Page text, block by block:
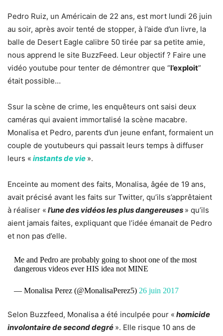
Pedro Ruiz, un Américain de 22 ans, est mort lundi 26 juin
au soir, après avoir tenté de stopper, à l’aide d’un livre, la
balle de Desert Eagle calibre 50 tirée par sa petite amie,
nous apprend le site BuzzFeed. Leur objectif ? Faire une
vidéo youtube pour tenter de démontrer que “l’exploit”
était possible…
Ssur la scène de crime, les enquêteurs ont saisi deux
caméras qui avaient immortalisé la scène macabre.
Monalisa et Pedro, parents d’un jeune enfant, formaient un
couple de youtubeurs qui passait leurs temps à diffuser
leurs « instants de vie ».
Enceinte au moment des faits, Monalisa, âgée de 19 ans,
avait précisé avant les faits sur Twitter, qu’ils s’apprêtaient
à réaliser « l’une des vidéos les plus dangereuses » qu’ils
aient jamais faites, expliquant que l’idée émanait de Pedro
et non pas d’elle.
Me and Pedro are probably going to shoot one of the most
dangerous videos ever HIS idea not MINE
— Monalisa Perez (@MonalisaPerez5) 26 juin 2017
Selon Buzzfeed, Monalisa a été inculpée pour « homicide
involontaire de second degré ». Elle risque 10 ans de